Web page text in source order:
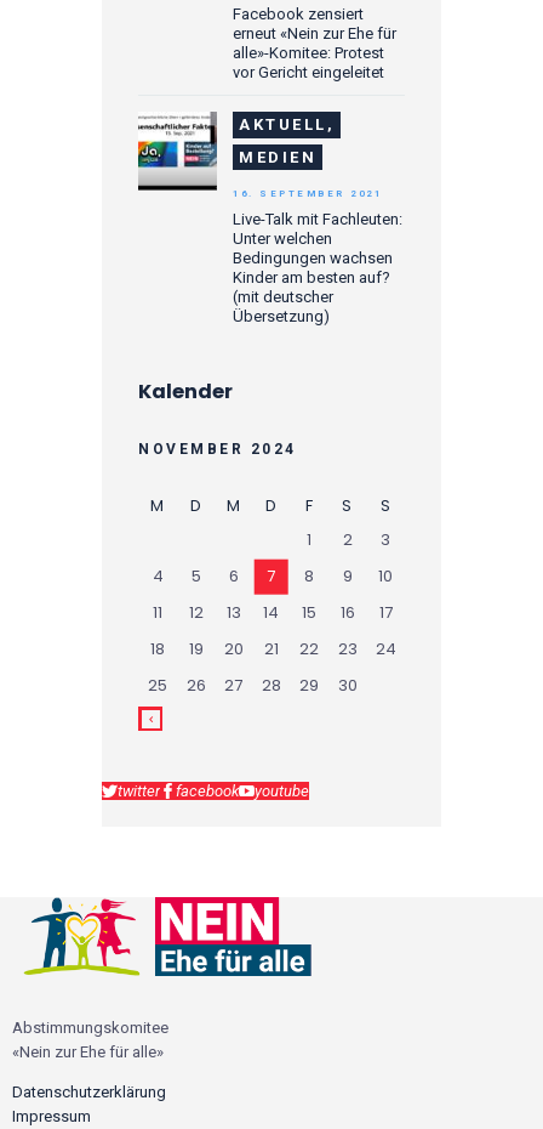
Facebook zensiert
erneut «Nein zur Ehe für
alle»-Komitee: Protest
vor Gericht eingeleitet
AKTUELL,
MEDIEN
Live-Talk mit Fachleuten:
Unter welchen
Bedingungen wachsen
Kinder am besten auf?
(mit deutscher
Übersetzung)
16. SEPTEMBER 2021
Kalender
NOVEMBER 2024
M D M D F S
S
1
2
3
4
5 6 7 8 9
10
11
12 13 14 15 16
17
18
19 20 21 22 23
24
25
26 27 28 29 30
twitter facebook youtube
Abstimmungskomitee
«Nein zur Ehe für alle»
Datenschutzerklärung
Impressum